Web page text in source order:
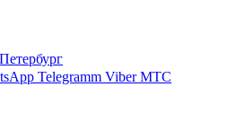
Telegramm Viber МТС